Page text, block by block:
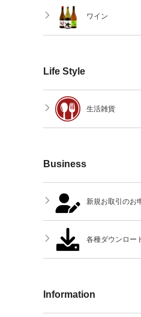
ワイン
Life Style
生活雑貨
Business
新規お取引のお
各種ダウンロー
Information